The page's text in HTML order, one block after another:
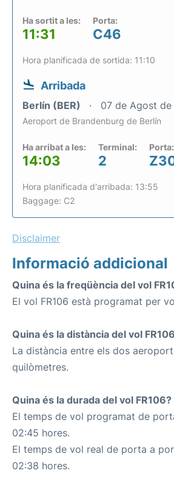
Ha sortit a les:
11:31
Porta:
C46
Hora planificada de sortida: 11:10
Arribada
Berlín (BER) 07 de Agost
Aeroport de Brandenburg de Berlín
Ha arribat a les:
14:03
Terminal:
2
Porta:
Hora planificada d'arribada: 13:55
Baggage: C2
Disclaimer
Informació addicional
Quina és la freqüència del vol
El vol FR106 està programat per
Quina és la distància del vol
La distància entre els dos
quilòmetres.
Quina és la durada del vol FR106?
El temps de vol programat de
02:45 hores.
El temps de vol real de porta a
02:38 hores.